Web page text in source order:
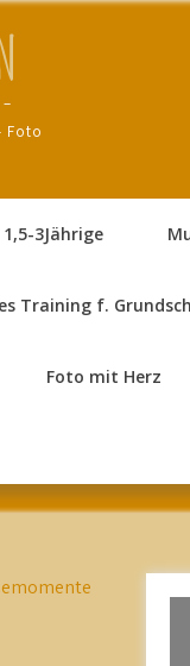
Foto
3Jährige
Training f.
Foto mit Herz